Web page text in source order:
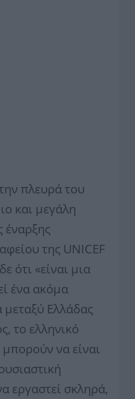
πλευρά του
και μεγάλη
έναρξης
της UNICEF
ότι «είναι μια
ένα ακόμα
μεταξύ Ελλάδας
το ελληνικό
να είναι
εργαστεί σκληρά,